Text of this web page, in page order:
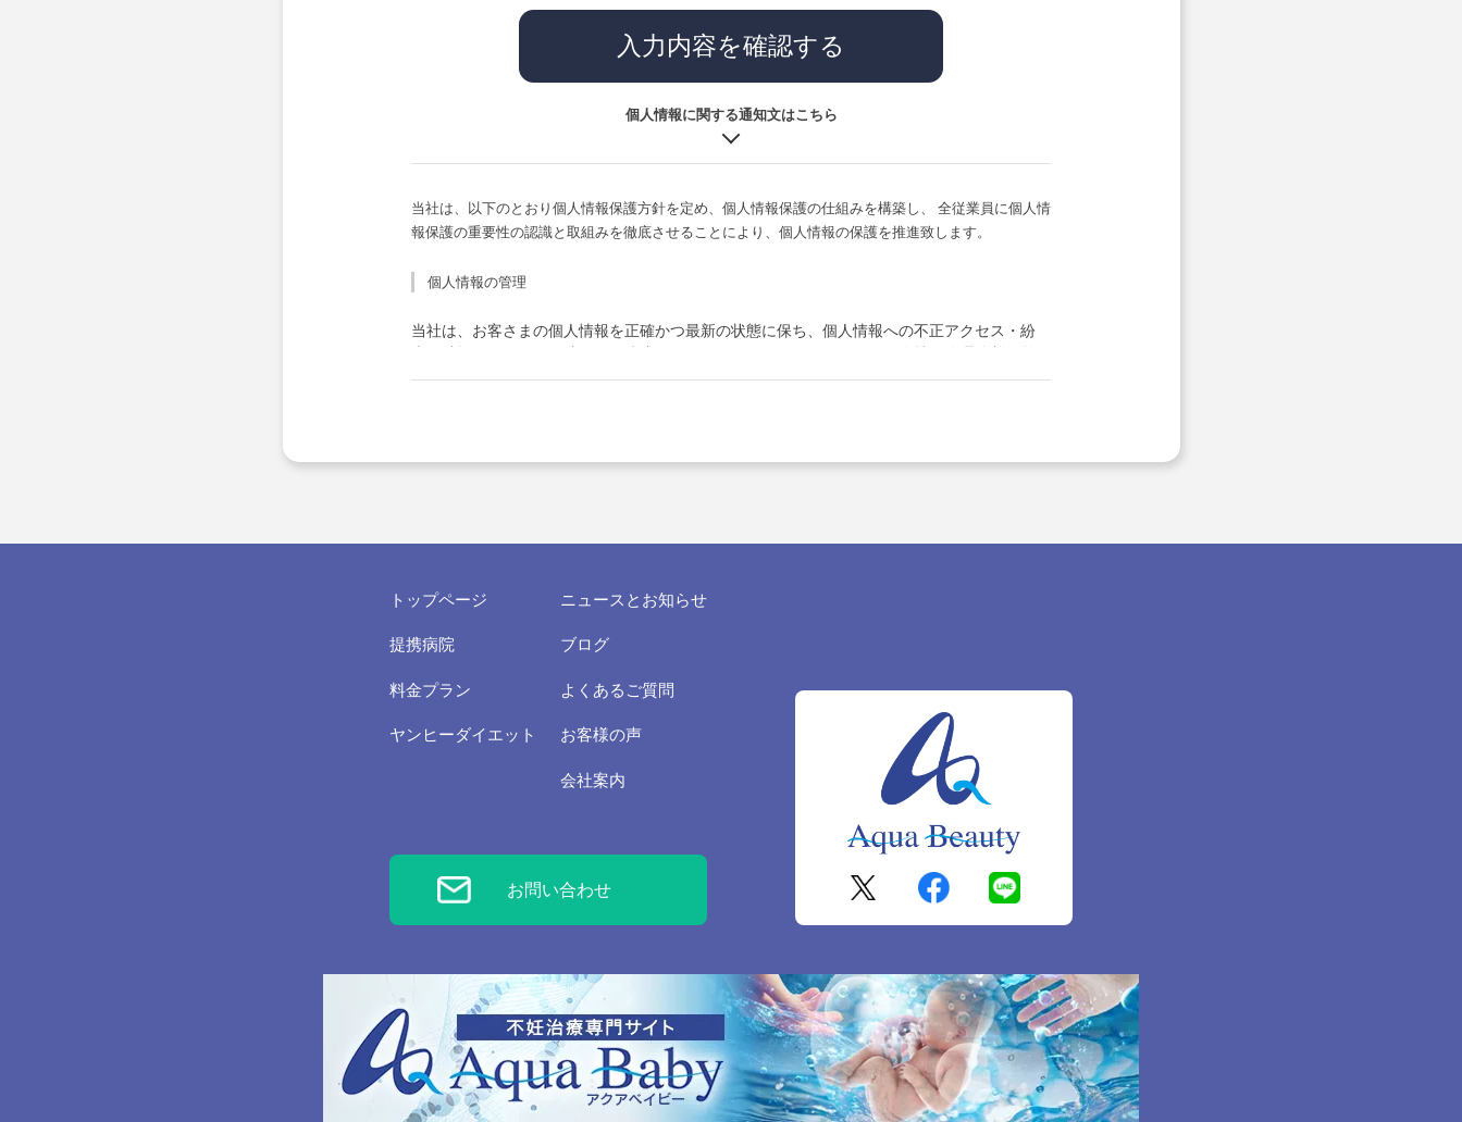
入力内容を確認する
個人情報に関する通知文はこちら
当社は、以下のとおり個人情報保護方針を定め、個人情報保護の仕組みを構築し、 全従業員に個人情
報保護の重要性の認識と取組みを徹底させることにより、個人情報の保護を推進致します。
個人情報の管理
当社は、お客さまの個人情報を正確かつ最新の状態に保ち、個人情報への不正アクセス・紛
備・社員教育の徹底等の必要な措置を講じ、安全対策を実施し個人情報の厳重な管理を行ない
除き、個人情報を第三者に開示いたしません。 お客さまの同意がある場合 お客さまが希望さ
開示することが必要である場合
個人情報の安全対策
当社は、個人情報の正確性及び安全性確保のために、セキュリティに万全の対策を講じていま
お客さまがご本人の個人情報の照会・修正・削除などをご希望される場合には、ご本人である
法令、規範の遵守と見直し
当社は、保有する個人情報に関して適用される日本の法令、その他規範を遵守するとともに、
本ポリシーの内容を適宜見直し、その改善に努めます。
トップページ
提携病院
料金プラン
ヤンヒーダイエット
ニュースとお知らせ
ブログ
よくあるご質問
お客様の声
会社案内
お問い合わせ